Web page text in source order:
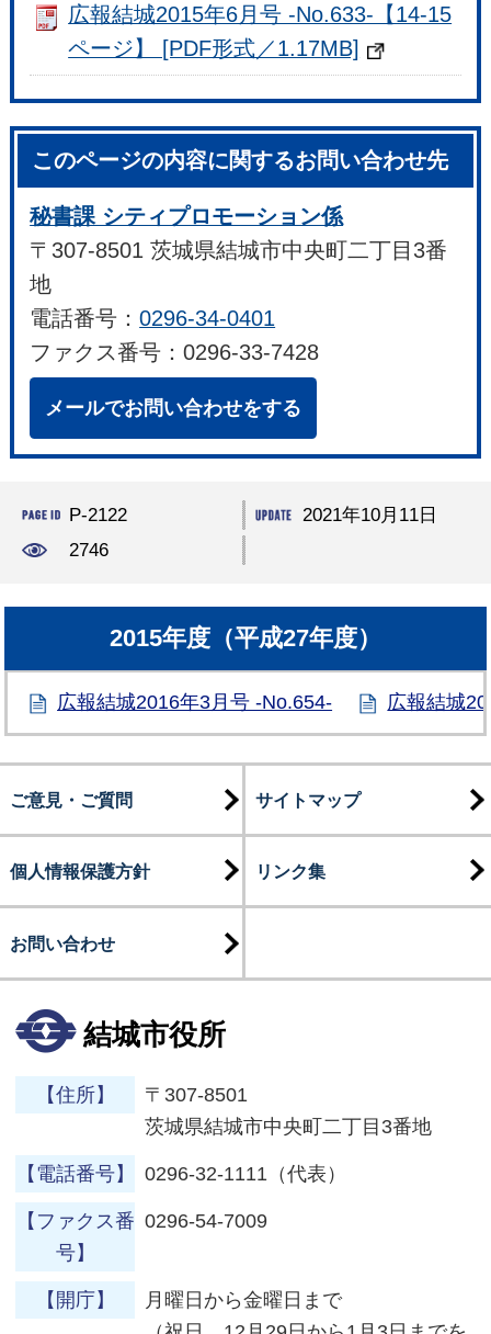
広報結城2015年6月号 -No.633-【14-15
ページ】 [PDF形式／1.17MB]
このページの内容に関するお問い合わせ先
秘書課 シティプロモーション係
〒307-8501 茨城県結城市中央町二丁目3番
地
電話番号：0296-34-0401
ファクス番号：0296-33-7428
メールでお問い合わせをする
P-2122
2021年10月11日
2746
2015年度（平成27年度）
広報結城2016年3月号 -No.654- 広報結城
ご意見・ご質問 サイトマップ
個人情報保護方針 リンク集
お問い合わせ
結城市役所
【住所】
〒307-8501
茨城県結城市中央町二丁目3番地
【電話番号】 0296-32-1111（代表）
【ファクス番
号】
0296-54-7009
【開庁】
月曜日から金曜日まで